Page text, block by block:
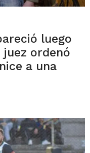
luego
ordenó
a una